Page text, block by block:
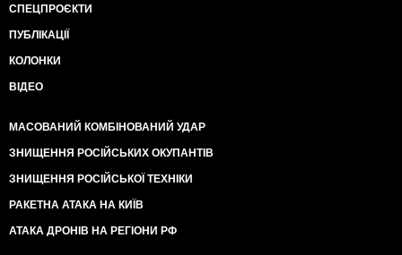
СПЕЦПРОЄКТИ
ПУБЛІКАЦІЇ
КОЛОНКИ
ВІДЕО
МАСОВАНИЙ КОМБІНОВАНИЙ УДАР
ЗНИЩЕННЯ РОСІЙСЬКИХ ОКУПАНТІВ
ЗНИЩЕННЯ РОСІЙСЬКОЇ ТЕХНІКИ
РАКЕТНА АТАКА НА КИЇВ
АТАКА ДРОНІВ НА РЕГІОНИ РФ